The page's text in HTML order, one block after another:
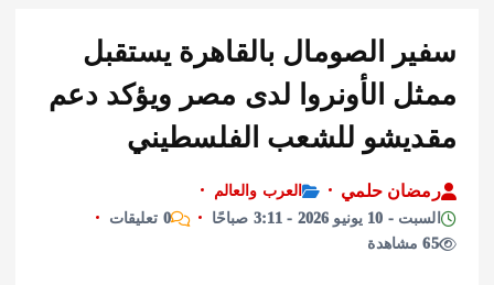
التحرير:مني أمين
الصومال بالقاهرة يستقبل
الأونروا لدى مصر ويؤكد دعم
للشعب الفلسطيني
حلمي
العرب والعالم
0 تعليقات